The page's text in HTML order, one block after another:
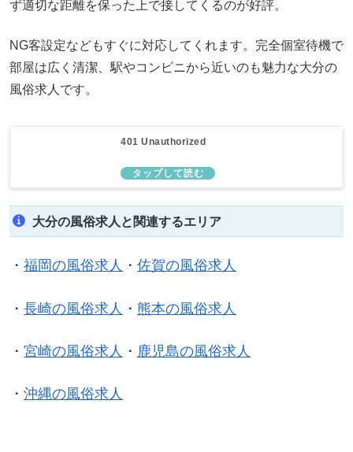
ず適切な距離を保った上で接してくるのが好評。
NG客設定などもすぐに対応してくれます。完全個室待機で
部屋は広く清潔、駅やコンビニから近いのも魅力な大分の
風俗求人です。
401 Unauthorized
大分の風俗求人と関連するエリア
・ 福岡の風俗求人 ・ 佐賀の風俗求人
・ 長崎の風俗求人 ・ 熊本の風俗求人
・ 宮崎の風俗求人 ・ 鹿児島の風俗求人
・ 沖縄の風俗求人